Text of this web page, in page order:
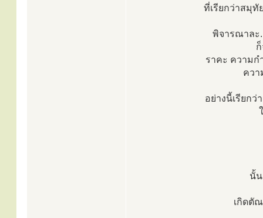
ที่เรียกว่าสมุทั
พิจารณาละ
ราคะ ความก
ควา
อย่างนี้เรียก
นั้
เกิดตั